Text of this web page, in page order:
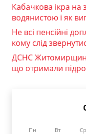
Кабачкова ікра
водянистою і як
Не всі пенсійні
кому слід
ДСНС
що отримали
Пн Вт Ср